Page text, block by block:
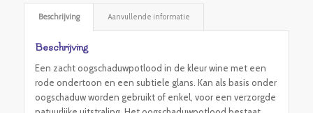
Beschrijving Aanvullende informatie
Beschrijving
Een zacht oogschaduwpotlood in de kleur wine met een
rode ondertoon en een subtiele glans. Kan als basis onder
oogschaduw worden gebruikt of enkel, voor een verzorgde